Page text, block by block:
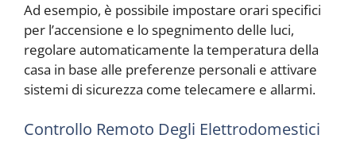
Ad esempio, è possibile impostare orari specifici
per l’accensione e lo spegnimento delle luci,
regolare automaticamente la temperatura della
casa in base alle preferenze personali e attivare
sistemi di sicurezza come telecamere e allarmi.
Controllo Remoto Degli Elettrodomestici